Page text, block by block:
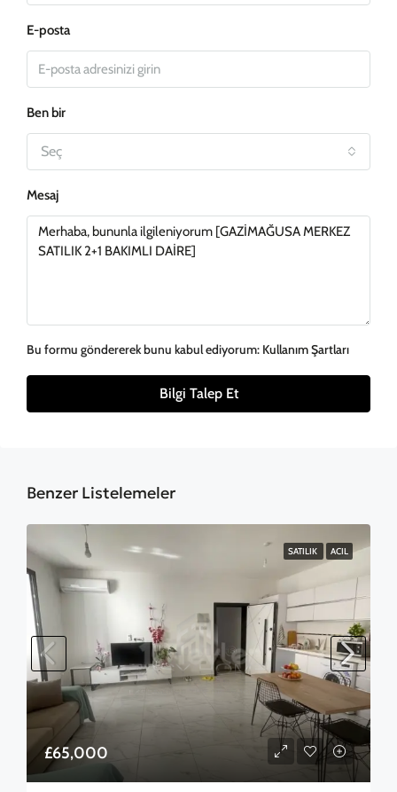
E-posta
Ben bir
Seç
Mesaj
Bu formu göndererek bunu kabul ediyorum: Kullanım Şartları
Bilgi Talep Et
Benzer Listelemeler
SATILIK ACIL
£65,000